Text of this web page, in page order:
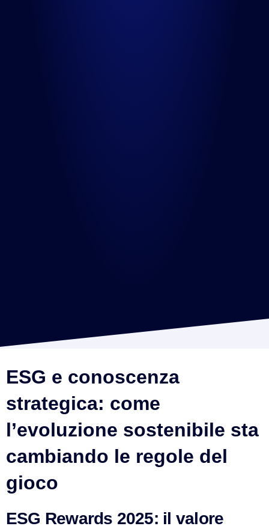
ESG e conoscenza
strategica: come
l’evoluzione sostenibile sta
cambiando le regole del
gioco
ESG Rewards 2025: il valore